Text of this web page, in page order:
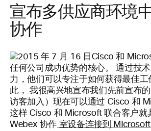
宣布多供应商环境
协作
Cisco 和
任何公司成功优势的核心。 通过技
力，他们可以专注于如何获得最佳工
此，
我很高兴地宣布我们先前宣布
访客加入）现在可以通过 Cisco 和
这样 Cisco 和 Microsoft 联合客户就
Webex 协作 室设备连接到